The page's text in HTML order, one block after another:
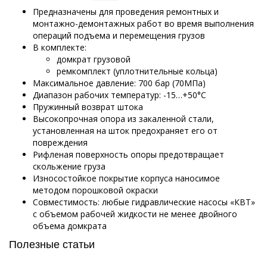
Предназначены для проведения ремонтных и
монтажно-демонтажных работ во время выполнения
операций подъема и перемещения грузов
В комплекте:
домкрат грузовой
ремкомплект (уплотнительные кольца)
Максимальное давление: 700 бар (70МПа)
Диапазон рабочих температур: -15…+50°С
Пружинный возврат штока
Высокопрочная опора из закаленной стали,
установленная на шток предохраняет его от
повреждения
Рифленая поверхность опоры предотвращает
скольжение груза
Износостойкое покрытие корпуса наносимое
методом порошковой окраски
Совместимость: любые гидравлические насосы «КВТ»
с объемом рабочей жидкости не менее двойного
объема домкрата
Полезные статьи